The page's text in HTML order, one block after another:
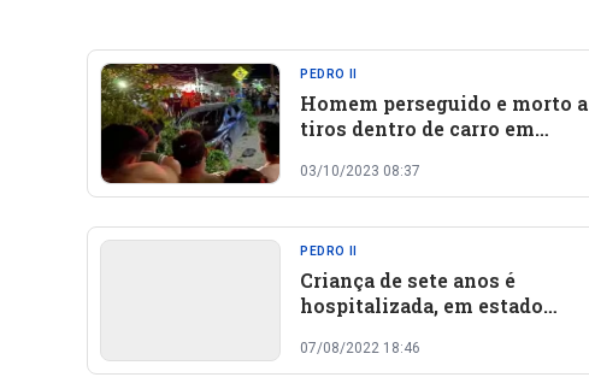
PEDRO II
Homem perseguido e morto a
tiros dentro de carro em
03/10/2023 08:37
PEDRO II
Criança de sete anos é
hospitalizada, em estado
Pedro II
07/08/2022 18:46